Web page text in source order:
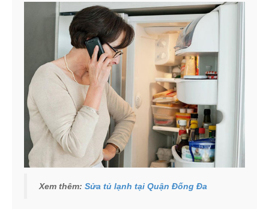
Xem thêm: Sửa tủ lạnh tại Quận Đống Đa